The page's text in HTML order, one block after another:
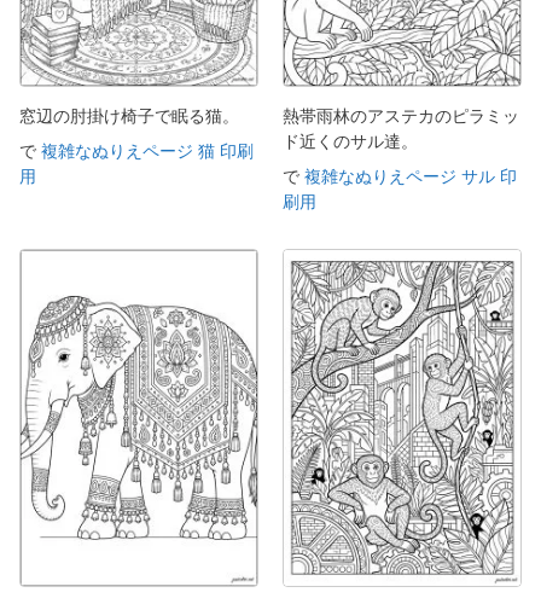
窓辺の肘掛け椅子で眠る猫。
で 複雑なぬりえページ 猫 印刷
用
熱帯雨林のアステカのピラミッ
ド近くのサル達。
で 複雑なぬりえページ サル 印
刷用